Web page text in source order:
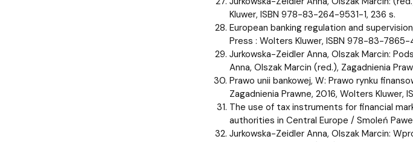
Kluwer, ISBN 978-83-264-9531-1, 236 s.
European banking regulation and
Press : Wolters Kluwer, ISBN 978-83-
Jurkowska-Zeidler Anna, Olszak Marcin:
Anna, Olszak Marcin (red.), Zagadnienia
Prawo unii bankowej, W: Prawo rynku
Zagadnienia Prawne, 2016, Wolters
The use of tax instruments for financial
authorities in Central Europe / Smoleń
Jurkowska-Zeidler Anna, Olszak Marcin: